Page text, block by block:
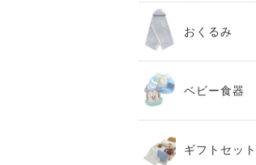
おくるみ
ベビー食器
ギフトセット